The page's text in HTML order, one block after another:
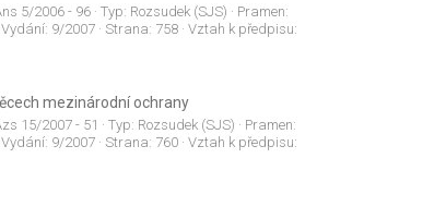
5/2006 - 96· Typ: Rozsudek (SJS) · Pramen:
Vydání: 9/2007· Strana: 758· Vztah k předpisu:
mezinárodní ochrany
15/2007 - 51 · Typ: Rozsudek (SJS) · Pramen:
Vydání: 9/2007· Strana: 760· Vztah k předpisu: